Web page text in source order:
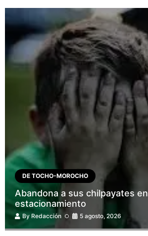
DE TOCHO-MOROCHO
Abandona a sus chilpayates en
estacionamiento
By Redacción 5 agosto, 2026